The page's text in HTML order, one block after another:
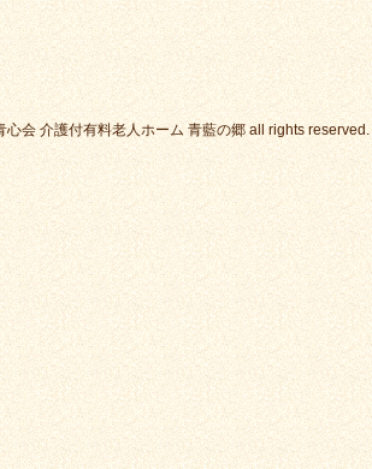
会 介護付有料老人ホーム 青藍の郷 all rights reserved.